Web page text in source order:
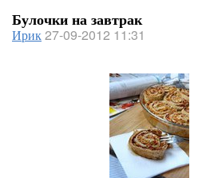
Булочки на завтрак
Ирик27-09-2012 11:31